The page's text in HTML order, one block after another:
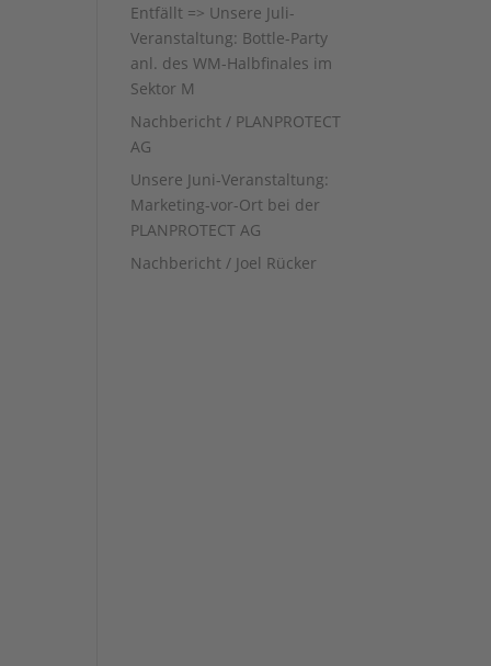
Entfällt => Unsere Juli-
Veranstaltung: Bottle-Party
anl. des WM-Halbfinales im
Sektor M
Nachbericht / PLANPROTECT
AG
Unsere Juni-Veranstaltung:
Marketing-vor-Ort bei der
PLANPROTECT AG
Nachbericht / Joel Rücker